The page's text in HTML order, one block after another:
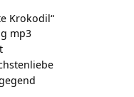
Krokodil“
mp3